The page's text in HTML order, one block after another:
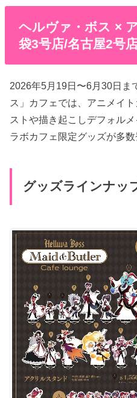
ヘルヴァ・ボス ×
袋3号店/名古屋2号
2026年5月19日〜6月30日ま
ス」カフェでは、アニメイ
ストや描き起こしデフォル
ラボカフェ限定グッズが多数
グッズラインナッ